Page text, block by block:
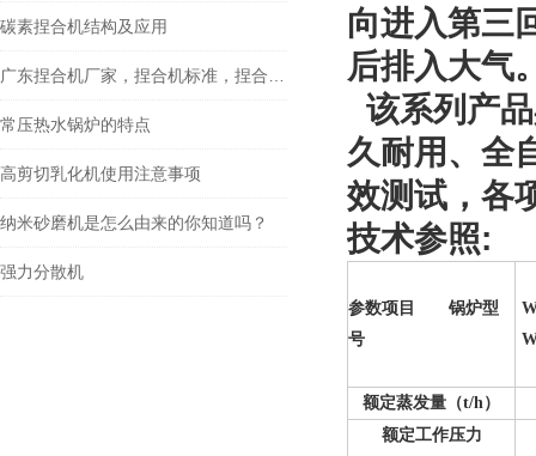
碳素捏合机结构及应用
常压热水锅炉的特点
高剪切乳化机使用注意事项
纳米砂磨机是怎么由来的你知道吗？
强力分散机
向进入第三
后排入大气
该系列产
久耐用、全
效测试，各
技术参照:
参数项目 锅炉型
号
额定蒸发量（t/h）
额定工作压力